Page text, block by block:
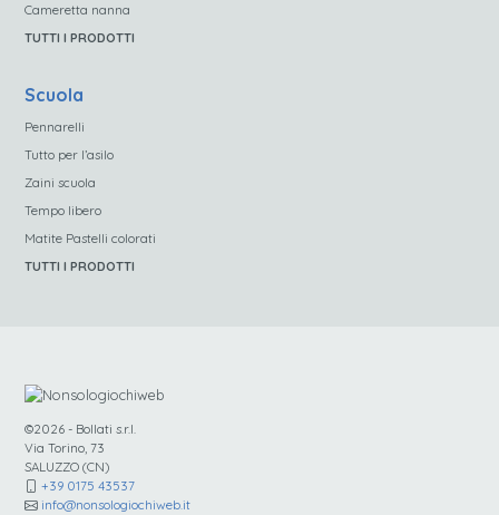
Cameretta nanna
TUTTI I PRODOTTI
Scuola
Pennarelli
Tutto per l’asilo
Zaini scuola
Tempo libero
Matite Pastelli colorati
TUTTI I PRODOTTI
©2026 - Bollati s.r.l.
Via Torino, 73
SALUZZO (CN)
+39 0175 43537
info@nonsologiochiweb.it